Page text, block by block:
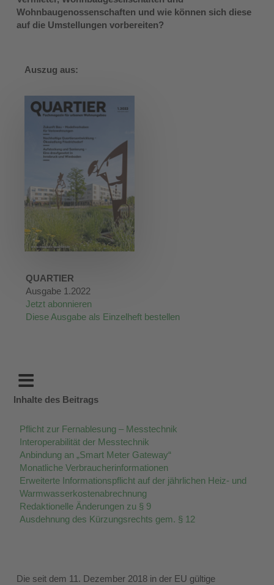
Wohnbaugenossenschaften und wie können sich diese
auf die Umstellungen vorbereiten?
Auszug aus:
QUARTIER
Ausgabe 1.2022
Jetzt abonnieren
Diese Ausgabe als Einzelheft bestellen
Inhalte des Beitrags
Pflicht zur Fernablesung – Messtechnik
Interoperabilität der Messtechnik
Anbindung an „Smart Meter Gateway“
Monatliche Verbraucherinformationen
Erweiterte Informationspflicht auf der jährlichen Heiz- und
Warmwasserkostenabrechnung
Redaktionelle Änderungen zu § 9
Ausdehnung des Kürzungsrechts gem. § 12
Die seit dem 11. Dezember 2018 in der EU gültige